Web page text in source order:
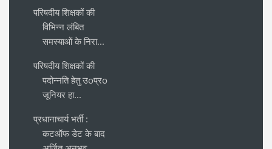
परिषदीय शिक्षकों की
विभिन्न लंबित
समस्याओं के निरा...
परिषदीय शिक्षकों की
पदोन्नति हेतु उoप्रo
जूनियर हा...
प्रधानाचार्य भर्ती :
कटऑफ डेट के बाद